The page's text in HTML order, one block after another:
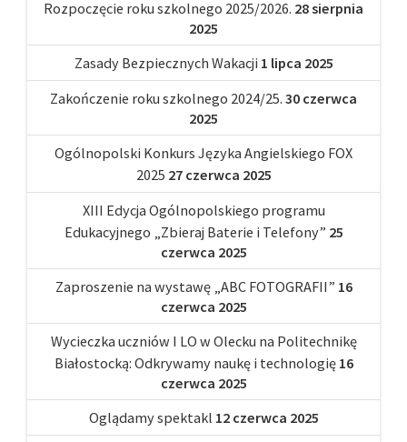
Rozpoczęcie roku szkolnego 2025/2026. 28 sierpnia
2025
Zasady Bezpiecznych Wakacji 1 lipca 2025
Zakończenie roku szkolnego 2024/25. 30 czerwca
2025
Ogólnopolski Konkurs Języka Angielskiego FOX
2025 27 czerwca 2025
XIII Edycja Ogólnopolskiego programu
Edukacyjnego „Zbieraj Baterie i Telefony” 25
czerwca 2025
Zaproszenie na wystawę „ABC FOTOGRAFII” 16
czerwca 2025
Wycieczka uczniów I LO w Olecku na Politechnikę
Białostocką: Odkrywamy naukę i technologię 16
czerwca 2025
Oglądamy spektakl 12 czerwca 2025